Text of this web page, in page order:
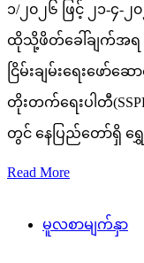
၁/၂၀၂၆ ဖြင့် ၂၁-၄
ထိုသို့ဖိတ်ခေါ်ချက်အရ
ငြိမ်းချမ်းရေးဖော်
တိုးတက်ရေးပါတီ
တွင် နေပြည်တော်ရှိ
Read More
မူလစာမျက်နှာ